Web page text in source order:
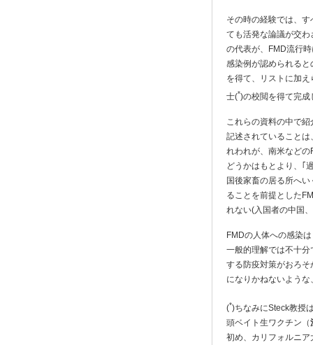
その時の経験では、
ても活発な論議が交
の代表が、FMD流行
感染例が認められる
を得て、リストに加
士(*)の校閲を得て完成
これらの資料の中で
記述されていること
れわれが、南米など
どうかはもとより、｢
国後家畜の居る所へ
ることを前提とした
れない(入国者の中国
FMDの人体への感染
一般的理解では不十
する防疫対策がおろ
になりかねないよう
(*)ちなみにSteck教授
頭ベイト生ワクチン（
初め、カリフォルニ